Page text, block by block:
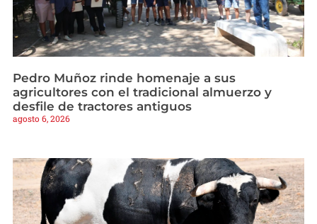
Pedro Muñoz rinde homenaje a sus
agricultores con el tradicional almuerzo y
desfile de tractores antiguos
agosto 6, 2026